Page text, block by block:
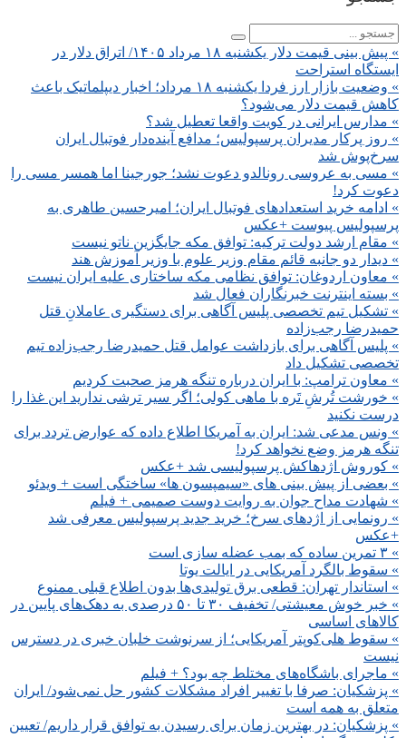
» پیش ‌بینی قیمت دلار یکشنبه ۱۸ مرداد ۱۴۰۵/ اتراق دلار در
ایستگاه استراحت
» وضعیت بازار ارز فردا یکشنبه ۱۸ مرداد؛ اخبار دیپلماتیک باعث
کاهش قیمت دلار می‌شود؟
» مدارس ایرانی در کویت واقعا تعطیل شد؟
» روز پرکار مدیران پرسپولیس؛ مدافع آینده‌دار فوتبال ایران
سرخ‌پوش شد
» مسی به عروسی رونالدو دعوت نشد؛ جورجینا اما همسر مسی را
دعوت کرد!
» ادامه خرید استعدادهای فوتبال ایران؛ امیرحسین طاهری به
پرسپولیس پیوست +عکس
» مقام ارشد دولت ترکیه: توافق مکه جایگزین ناتو نیست
» دیدار دو جانبه قائم مقام وزیر علوم با وزیر آموزش هند
» معاون اردوغان: توافق نظامی مکه ساختاری علیه ایران نیست
» بسته اینترنت خبرنگاران فعال شد
» تشکیل تیم تخصصی پلیس آگاهی برای دستگیری عاملانِ قتل
حمیدرضا رجب‌زاده
» پلیس آگاهی برای بازداشت عوامل قتل حمیدرضا رجب‌زاده تیم
تخصصی تشکیل داد
» معاون ترامپ: با ایران درباره تنگه هرمز صحبت کردیم
» خورشت تُرشِ تَره با ماهی کولی؛ اگر سیر ترشی ندارید این غذا را
درست نکنید
» ونس مدعی شد: ایران به آمریکا اطلاع داده که عوارض تردد برای
تنگه هرمز وضع نخواهد کرد!
» کوروش اژدهاکش پرسپولیسی شد +عکس
» بعضی از پیش بینی های «سیمپسون ها» ساختگی است + ویدئو
» شهادت مداح جوان به روایت دوست صمیمی + فیلم
» رونمایی از اژدهای سرخ؛ خرید جدید پرسپولیس معرفی شد
+عکس
» ۳ تمرین ساده که بمب عضله سازی است
» سقوط بالگرد آمریکایی در ایالت یوتا
» استاندار تهران: قطعی برق تولیدی‌ها بدون اطلاع قبلی ممنوع
» خبر خوش معیشتی/ تخفیف ۳۰ تا ۵۰ درصدی به دهک‌های پایین در
کالاهای اساسی
» سقوط هلی‌کوپتر آمریکایی؛ از سرنوشت خلبان خبری در دسترس
نیست
» ماجرای باشگاه‌های مختلط چه بود؟ + فیلم
» پزشکیان‌: صرفا با تغییر افراد مشکلات کشور حل نمی‌شود/ ایران
متعلق به همه است
» پزشکیان‌: در بهترین زمان برای رسیدن به توافق قرار داریم/ تعیین